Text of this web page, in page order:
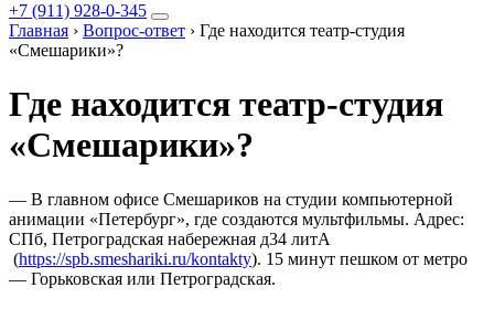
+7 (911) 928-0-345
Главная › Вопрос-ответ › Где находится театр-студия
«Смешарики»?
Где находится театр-студия
«Смешарики»?
— В главном офисе Смешариков на студии компьютерной
анимации «Петербург», где создаются мультфильмы. Адрес:
СПб, Петроградская набережная д34 литА
(https://spb.smeshariki.ru/kontakty). 15 минут пешком от метро
— Горьковская или Петроградская.